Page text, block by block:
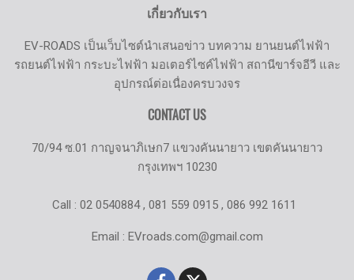
เกี่ยวกับเรา
EV-ROADS เป็นเว็บไซต์นำเสนอข่าว บทความ ยานยนต์ไฟฟ้า
รถยนต์ไฟฟ้า กระบะไฟฟ้า มอเตอร์ไซค์ไฟฟ้า สถานีขาร์จอีวี และ
อุปกรณ์ต่อเนื่องครบวงจร
CONTACT US
70/94 ซ.01 กาญจนาภิเษก7 แขวงคันนายาว เขตคันนายาว
กรุงเทพฯ 10230
Call : 02 0540884 , 081 559 0915 , 086 992 1611
Email : EVroads.com@gmail.com